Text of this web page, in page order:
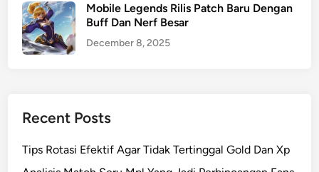
Mobile Legends Rilis Patch Baru Dengan
Buff Dan Nerf Besar
December 8, 2025
Recent Posts
Tips Rotasi Efektif Agar Tidak Tertinggal Gold Dan Xp